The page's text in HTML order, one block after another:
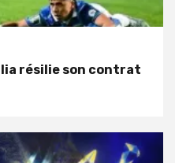
résilie son contrat